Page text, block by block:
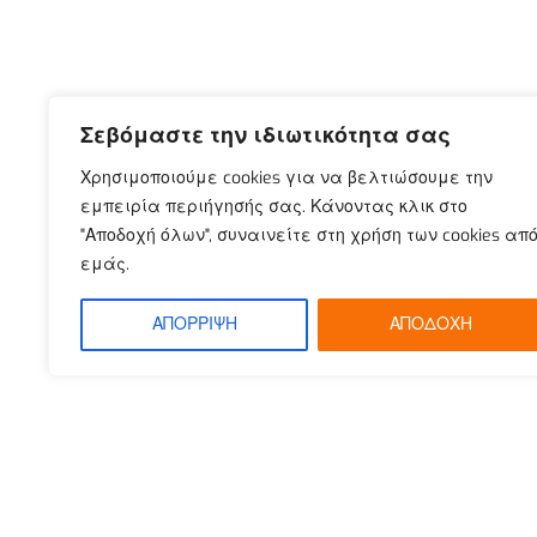
Σεβόμαστε την ιδιωτικότητα σας
Χρησιμοποιούμε cookies για να βελτιώσουμε την
εμπειρία περιήγησής σας. Κάνοντας κλικ στο
"Αποδοχή όλων", συναινείτε στη χρήση των cookies από
εμάς.
ΑΠΟΡΡΙΨΗ ΑΠΟΔΟΧΗ